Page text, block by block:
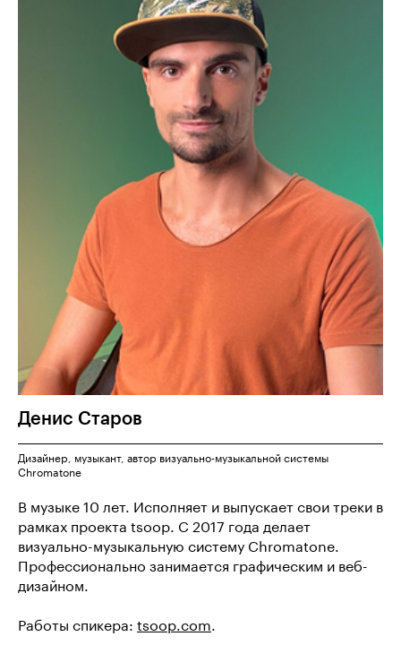
Денис Старов
Дизайнер, музыкант, автор визуально-музыкальной системы
Chromatone
В музыке 10 лет. Исполняет и выпускает свои треки в
рамках проекта tsoop. С 2017 года делает
визуально-музыкальную систему Chromatone.
Профессионально занимается графическим и веб-
дизайном.
Работы спикера: tsoop.com.